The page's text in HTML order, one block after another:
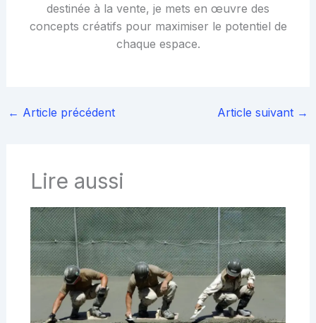
destinée à la vente, je mets en œuvre des
concepts créatifs pour maximiser le potentiel de
chaque espace.
← Article précédent Article suivant →
Lire aussi